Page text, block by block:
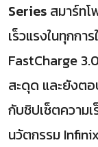
Series สมาร์ท
เร็วแรงในทุกก
FastCharge
สะดุด และยังต
กับชิปเซ็ตความ
นวัตกรรม